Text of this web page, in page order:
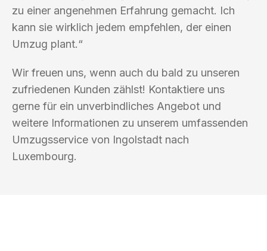
zu einer angenehmen Erfahrung gemacht. Ich
kann sie wirklich jedem empfehlen, der einen
Umzug plant.“
Wir freuen uns, wenn auch du bald zu unseren
zufriedenen Kunden zählst! Kontaktiere uns
gerne für ein unverbindliches Angebot und
weitere Informationen zu unserem umfassenden
Umzugsservice von Ingolstadt nach
Luxembourg.